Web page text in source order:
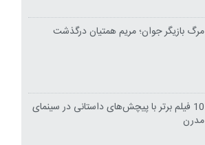
مرگ بازیگر جوان؛ مریم همتیان درگذشت
10 فیلم برتر با پیچش‌های داستانی در سینمای
مدرن